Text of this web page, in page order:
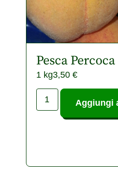
Pesca
1 kg3,50 €
Aggiungi